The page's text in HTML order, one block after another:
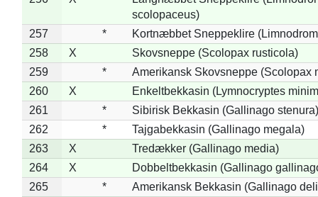
scolopaceus)
257
*
Kortnæbbet Sneppeklire
258
X
Skovsneppe (Scolopax rusticola)
259
*
Amerikansk Skovsneppe (Scolopax
260
X
Enkeltbekkasin (Lymnocryptes
261
*
Sibirisk Bekkasin (Gallinago stenura)
262
*
Tajgabekkasin (Gallinago megala)
263
X
Tredækker (Gallinago media)
264
X
Dobbeltbekkasin (Gallinago
265
*
Amerikansk Bekkasin (Gallinago